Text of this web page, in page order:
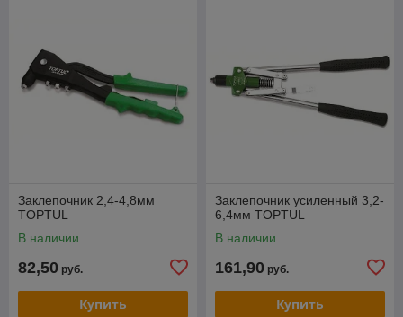
Заклепочник 2,4-4,8мм
TOPTUL
В наличии
82,50 руб.
Купить
Заклепочник усиленный 3,2-
6,4мм TOPTUL
В наличии
161,90 руб.
Купить